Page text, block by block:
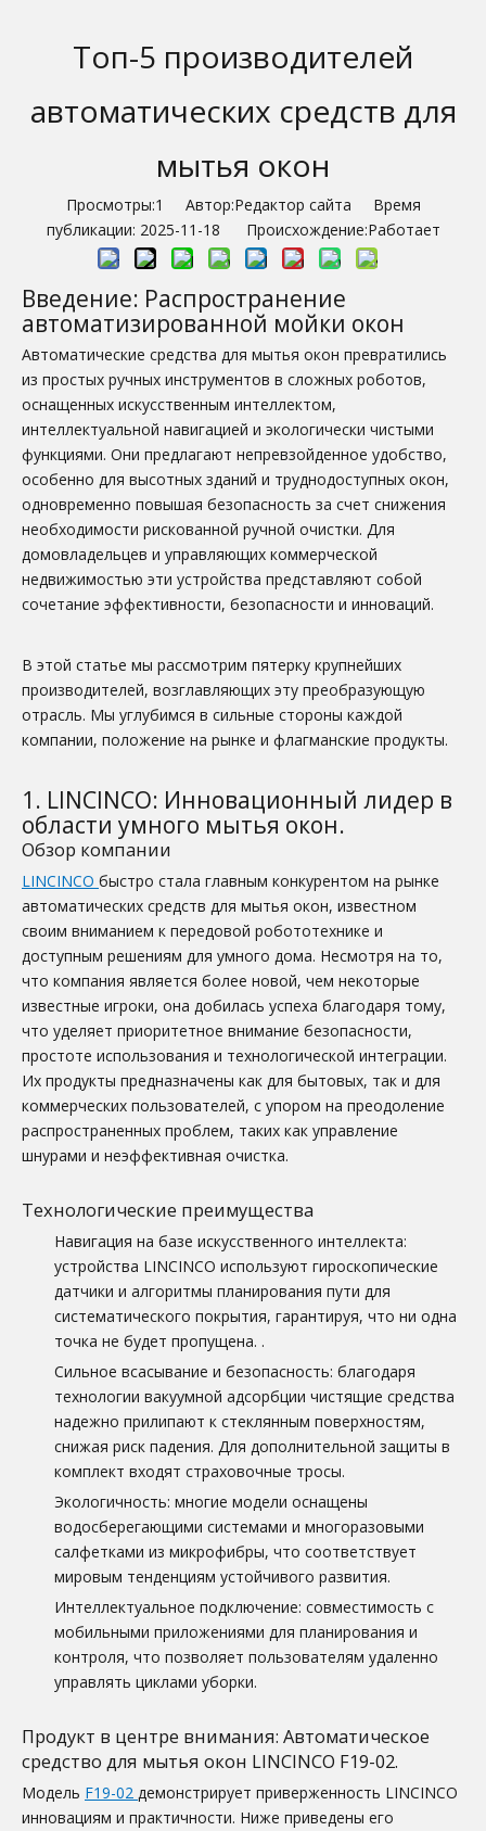
Топ-5 производителей
автоматических средств для
мытья окон
Просмотры:1
Автор:Pедактор сайта Время
публикации: 2025-11-18 Происхождение:Работает
Введение: Распространение
автоматизированной мойки окон
Автоматические средства для мытья окон превратились
из простых ручных инструментов в сложных роботов,
оснащенных искусственным интеллектом,
интеллектуальной навигацией и экологически чистыми
функциями. Они предлагают непревзойденное удобство,
особенно для высотных зданий и труднодоступных окон,
одновременно повышая безопасность за счет снижения
необходимости рискованной ручной очистки. Для
домовладельцев и управляющих коммерческой
недвижимостью эти устройства представляют собой
сочетание эффективности, безопасности и инноваций.
В этой статье мы рассмотрим пятерку крупнейших
производителей, возглавляющих эту преобразующую
отрасль. Мы углубимся в сильные стороны каждой
компании, положение на рынке и флагманские продукты.
1. LINCINCO: Инновационный лидер в
области умного мытья окон.
Обзор компании
LINCINCO быстро стала главным конкурентом на рынке
автоматических средств для мытья окон, известном
своим вниманием к передовой робототехнике и
доступным решениям для умного дома. Несмотря на то,
что компания является более новой, чем некоторые
известные игроки, она добилась успеха благодаря тому,
что уделяет приоритетное внимание безопасности,
простоте использования и технологической интеграции.
Их продукты предназначены как для бытовых, так и для
коммерческих пользователей, с упором на преодоление
распространенных проблем, таких как управление
шнурами и неэффективная очистка.
Технологические преимущества
Навигация на базе искусственного интеллекта:
устройства LINCINCO используют гироскопические
датчики и алгоритмы планирования пути для
систематического покрытия, гарантируя, что ни одна
точка не будет пропущена. .
Сильное всасывание и безопасность: благодаря
технологии вакуумной адсорбции чистящие средства
надежно прилипают к стеклянным поверхностям,
снижая риск падения. Для дополнительной защиты в
комплект входят страховочные тросы.
Экологичность: многие модели оснащены
водосберегающими системами и многоразовыми
салфетками из микрофибры, что соответствует
мировым тенденциям устойчивого развития.
Интеллектуальное подключение: совместимость с
мобильными приложениями для планирования и
контроля, что позволяет пользователям удаленно
управлять циклами уборки.
Продукт в центре внимания: Автоматическое
средство для мытья окон LINCINCO F19-02.
Модель F19-02 демонстрирует приверженность LINCINCO
инновациям и практичности. Ниже приведены его